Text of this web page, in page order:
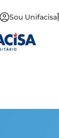
Sou Unifacisa